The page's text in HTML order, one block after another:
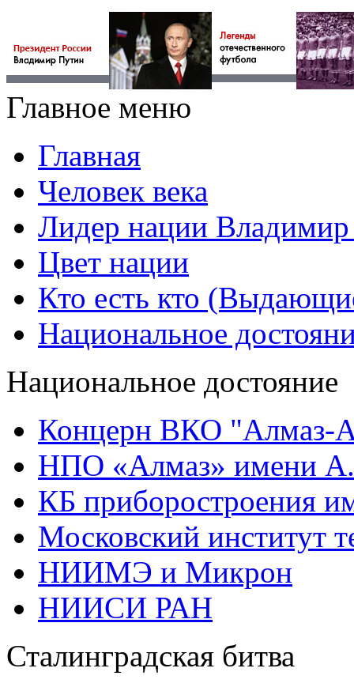
Главное меню
Главная
Человек века
Лидер нации
Цвет нации
Кто есть кто
Национальное
Национальное достояние
Концерн ВКО "Алмаз-
НПО «Алмаз» имени
КБ приборостроения
Московский институт
НИИМЭ и Микрон
НИИСИ РАН
Сталинградская битва